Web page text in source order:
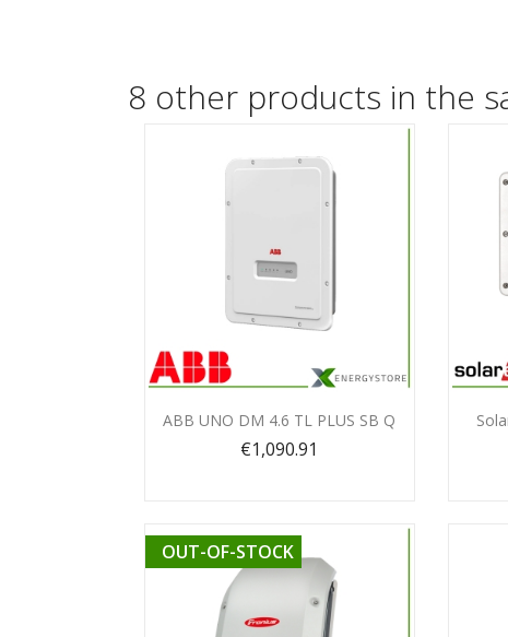
8 other products in the
Quick view
ABB UNO DM 4.6 TL PLUS SB Q
€1,090.91
OUT-OF-STOCK